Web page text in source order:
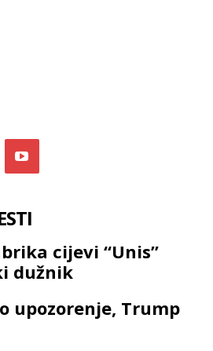
cijevi “Unis”
dužnik
upozorenje, Trump